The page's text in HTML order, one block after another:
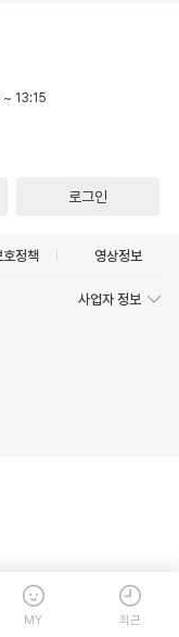
~ 13:15
로그인
정책 영상정보
사업자 정보
MY 최근